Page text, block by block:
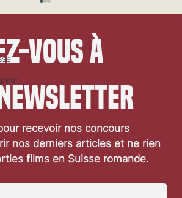
2026: Wild at Heart
vous à
recevoir nos concours
nos derniers articles et ne rien
films en Suisse romande.